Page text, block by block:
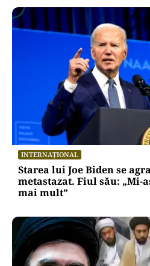
INTERNAȚIONAL
Starea lui Joe Biden se
metastazat. Fiul său: „Mi-
mai mult”